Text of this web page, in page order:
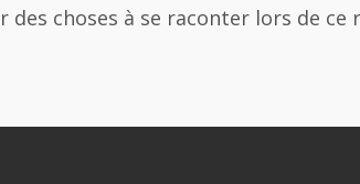
choses à se raconter lors de